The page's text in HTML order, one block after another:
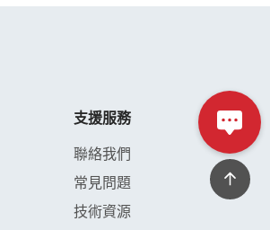
支援服務
聯絡我們
常見問題
技術資源